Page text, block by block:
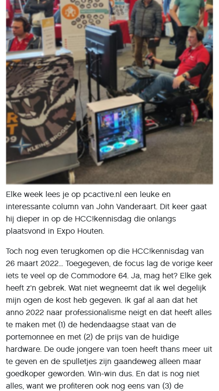
Elke week lees je op pcactive.nl een leuke en
interessante column van John Vanderaart. Dit keer gaat
hij dieper in op de HCC!kennisdag die onlangs
plaatsvond in Expo Houten.
Toch nog even terugkomen op die HCC!kennisdag van
26 maart 2022... Toegegeven, de focus lag de vorige keer
iets te veel op de Commodore 64. Ja, mag het? Elke gek
heeft z'n gebrek. Wat niet wegneemt dat ik wel degelijk
mijn ogen de kost heb gegeven. Ik gaf al aan dat het
anno 2022 naar professionalisme neigt en dat heeft alles
te maken met (1) de hedendaagse staat van de
portemonnee en met (2) de prijs van de huidige
hardware. De oude jongere van toen heeft thans meer uit
te geven en de spulletjes zijn gaandeweg alleen maar
goedkoper geworden. Win-win dus. En dat is nog niet
alles, want we profiteren ook nog eens van (3) de